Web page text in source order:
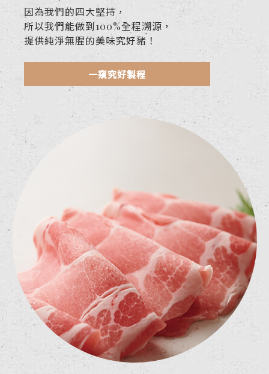
因為我們的四大堅持，
所以我們能做到100%全程溯源，
提供純淨無腥的美味究好豬！
一窺究好製程